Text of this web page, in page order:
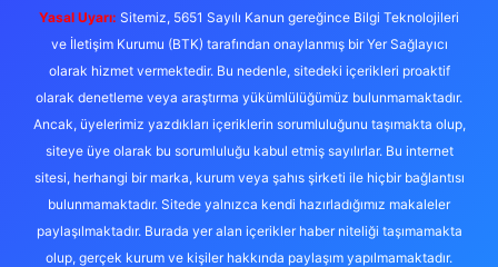
Yasal Uyarı: Sitemiz, 5651 Sayılı Kanun gereğince Bilgi Teknolojileri
ve İletişim Kurumu (BTK) tarafından onaylanmış bir Yer Sağlayıcı
olarak hizmet vermektedir. Bu nedenle, sitedeki içerikleri proaktif
olarak denetleme veya araştırma yükümlülüğümüz bulunmamaktadır.
Ancak, üyelerimiz yazdıkları içeriklerin sorumluluğunu taşımakta olup,
siteye üye olarak bu sorumluluğu kabul etmiş sayılırlar. Bu internet
sitesi, herhangi bir marka, kurum veya şahıs şirketi ile hiçbir bağlantısı
bulunmamaktadır. Sitede yalnızca kendi hazırladığımız makaleler
paylaşılmaktadır. Burada yer alan içerikler haber niteliği taşımamakta
olup, gerçek kurum ve kişiler hakkında paylaşım yapılmamaktadır.